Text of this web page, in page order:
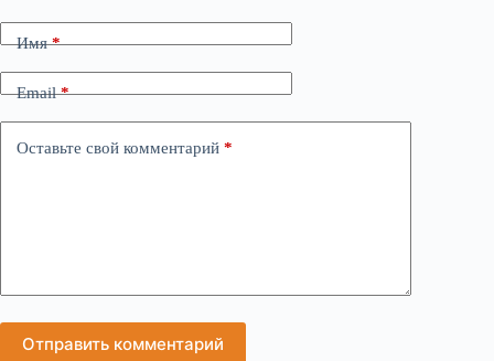
Имя*
Email*
Оставьте свой комментарий *
Отправить комментарий